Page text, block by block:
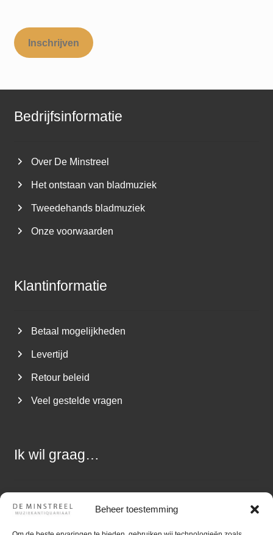
Beheer toestemming
Inschrijven
Bedrijfsinformatie
Over De Minstreel
Het ontstaan van bladmuziek
Tweedehands bladmuziek
Onze voorwaarden
Klantinformatie
Betaal mogelijkheden
Levertijd
Retour beleid
Veel gestelde vragen
Ik wil graag…